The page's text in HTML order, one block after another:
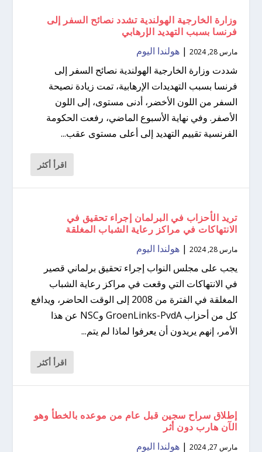
وزارة الخارجية الهولندية تشدد نصائح السفر إلى
فرنسا بسبب التهديد الإرهابي
مارس 28, 2024 |هولندا اليوم
شددت وزارة الخارجية الهولندية نصائح السفر إلى
فرنسا بسبب التهديدات الإرهابية، تمت زيادة نصيحة
السفر من اللون الأخضر، أدنى مستوى، إلى اللون
الأصفر. وفي نهاية الأسبوع الماضي، رفعت الحكومة
الفرنسية تقييم التهديد إلى أعلى مستوى عقب...
اقرأ أكثر
تريد الأحزاب في البرلمان إجراء تحقيق في
الانتهاكات في مراكز رعاية الشباب المغلقة
مارس 28, 2024 |هولندا اليوم
يجب على مجلس النواب إجراء تحقيق برلماني قصير
في الانتهاكات التي وقعت في مراكز رعاية الشباب
المغلقة في الفترة من 2008 إلى الوقت الحاضر، ويدافع
كل من أحزاب GroenLinks-PvdA وNSC عن هذا
الأمر، إنهم يريدون أن يعرفوا لماذا لم يتم...
اقرأ أكثر
إطلاق سراح سجين قبل عام من موعده بالخطأ وهو
الآن هارب دون أثر
مارس 27, 2024 |هولندا اليوم